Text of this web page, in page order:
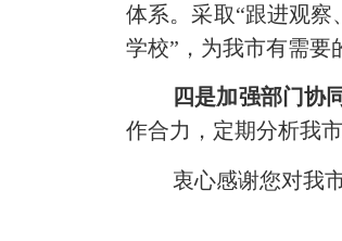
体系。采取“跟进观察
学校”，为我市有需要
四是加强部门协
作合力，定期分析我
衷心感谢您对我